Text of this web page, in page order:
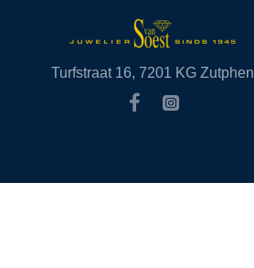
Turfstraat 16, 7201 KG Zutphen